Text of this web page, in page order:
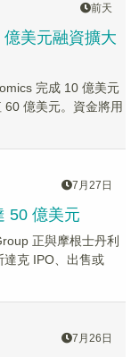
前天
美元融資擴大
完成 10 億美元
60 億美元。資金將用
7月27日
50 億美元
正與摩根士丹利
達克 IPO、出售或
7月26日